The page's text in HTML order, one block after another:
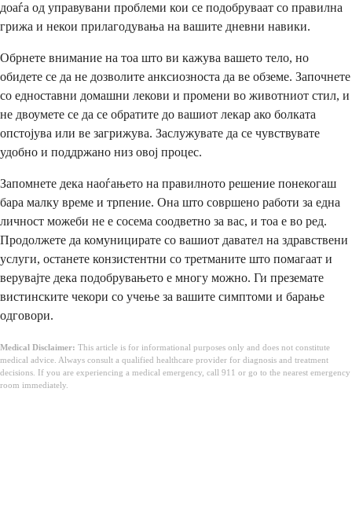
доаѓа од управувани проблеми кои се подобруваат со правилна
грижа и некои прилагодувања на вашите дневни навики.
Обрнете внимание на тоа што ви кажува вашето тело, но
обидете се да не дозволите анксиозноста да ве обземе. Започнете
со едноставни домашни лекови и промени во животниот стил, и
не двоумете се да се обратите до вашиот лекар ако болката
опстојува или ве загрижува. Заслужувате да се чувствувате
удобно и поддржано низ овој процес.
Запомнете дека наоѓањето на правилното решение понекогаш
бара малку време и трпение. Она што совршено работи за една
личност можеби не е сосема соодветно за вас, и тоа е во ред.
Продолжете да комуницирате со вашиот давател на здравствени
услуги, останете конзистентни со третманите што помагаат и
верувајте дека подобрувањето е многу можно. Ги преземате
вистинските чекори со учење за вашите симптоми и барање
одговори.
Medical Disclaimer: This article is for informational purposes only and does not constitute
medical advice. Always consult a qualified healthcare provider for diagnosis and treatment
decisions. If you are experiencing a medical emergency, call 911 or go to the nearest emergency
room immediately.